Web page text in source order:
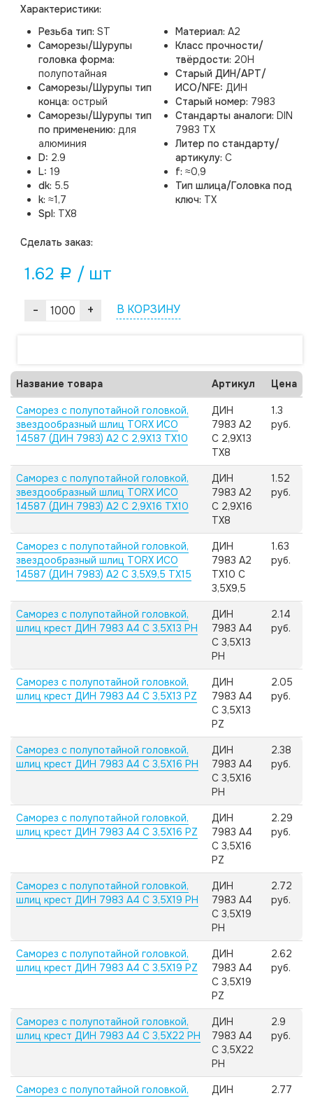
Характеристики:
Резьба тип: ST
Саморезы/Шурупы
головка форма:
полупотайная
Саморезы/Шурупы тип
конца: острый
Саморезы/Шурупы тип
по применению: для
алюминия
D: 2.9
L: 19
dk: 5.5
k: ≈1,7
Spl: TX8
Материал: A2
Класс прочности/
твёрдости: 20H
Старый ДИН/АРТ/
ИСО/NFE: ДИН
Старый номер: 7983
Стандарты аналоги: DIN
7983 TX
Литер по стандарту/
артикулу: C
f: ≈0,9
Тип шлица/Головка под
ключ: TX
Cделать заказ:
1.62 a / шт
- + В КОРЗИНУ
Название товара Артикул Цена
Саморез с полупотайной головкой,
звездообразный шлиц TORX ИСО
14587 (ДИН 7983) А2 C 2,9X13 TX10
ДИН
7983 А2
C 2,9X13
TX8
1.3
руб.
Саморез с полупотайной головкой,
звездообразный шлиц TORX ИСО
14587 (ДИН 7983) А2 C 2,9X16 TX10
ДИН
7983 А2
C 2,9X16
TX8
1.52
руб.
Саморез с полупотайной головкой,
звездообразный шлиц TORX ИСО
14587 (ДИН 7983) А2 C 3,5X9,5 TX15
ДИН
7983 А2
TX10 C
3,5X9,5
1.63
руб.
Саморез с полупотайной головкой,
шлиц крест ДИН 7983 А4 C 3,5X13 PH
ДИН
7983 А4
C 3,5X13
PH
2.14
руб.
Саморез с полупотайной головкой,
шлиц крест ДИН 7983 А4 C 3,5X13 PZ
ДИН
7983 А4
C 3,5X13
PZ
2.05
руб.
Саморез с полупотайной головкой,
шлиц крест ДИН 7983 А4 C 3,5X16 PH
ДИН
7983 А4
C 3,5X16
PH
2.38
руб.
Саморез с полупотайной головкой,
шлиц крест ДИН 7983 А4 C 3,5X16 PZ
ДИН
7983 А4
C 3,5X16
PZ
2.29
руб.
Саморез с полупотайной головкой,
шлиц крест ДИН 7983 А4 C 3,5X19 PH
ДИН
7983 А4
C 3,5X19
PH
2.72
руб.
Саморез с полупотайной головкой,
шлиц крест ДИН 7983 А4 C 3,5X19 PZ
ДИН
7983 А4
C 3,5X19
PZ
2.62
руб.
Саморез с полупотайной головкой,
шлиц крест ДИН 7983 А4 C 3,5X22 PH
ДИН
7983 А4
C 3,5X22
PH
2.9
руб.
Саморез с полупотайной головкой,
ДИН
2.77